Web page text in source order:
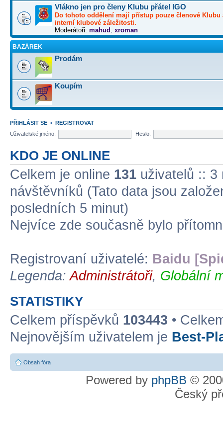
Vlákno jen pro členy Klubu přátel IGO
Do tohoto oddělení mají přístup pouze členové Klubu
interní klubové záležitosti.
Moderátoři: mahud xroman
BAZÁREK
Prodám
Koupím
PŘIHLÁSIT SE • REGISTROVAT
Uživatelské jméno:
Heslo:
KDO JE ONLINE
Celkem je online 131 uživatelů :: 3
návštěvníků (Tato data jsou
posledních 5 minut)
Nejvíce zde současně bylo
Registrovaní uživatelé: Baidu
Legenda:Administrátoři, Globální
STATISTIKY
Celkem příspěvků 103443 •
Nejnovějším uživatelem je Best-
Obsah fóra
Powered by phpBB ©
Český